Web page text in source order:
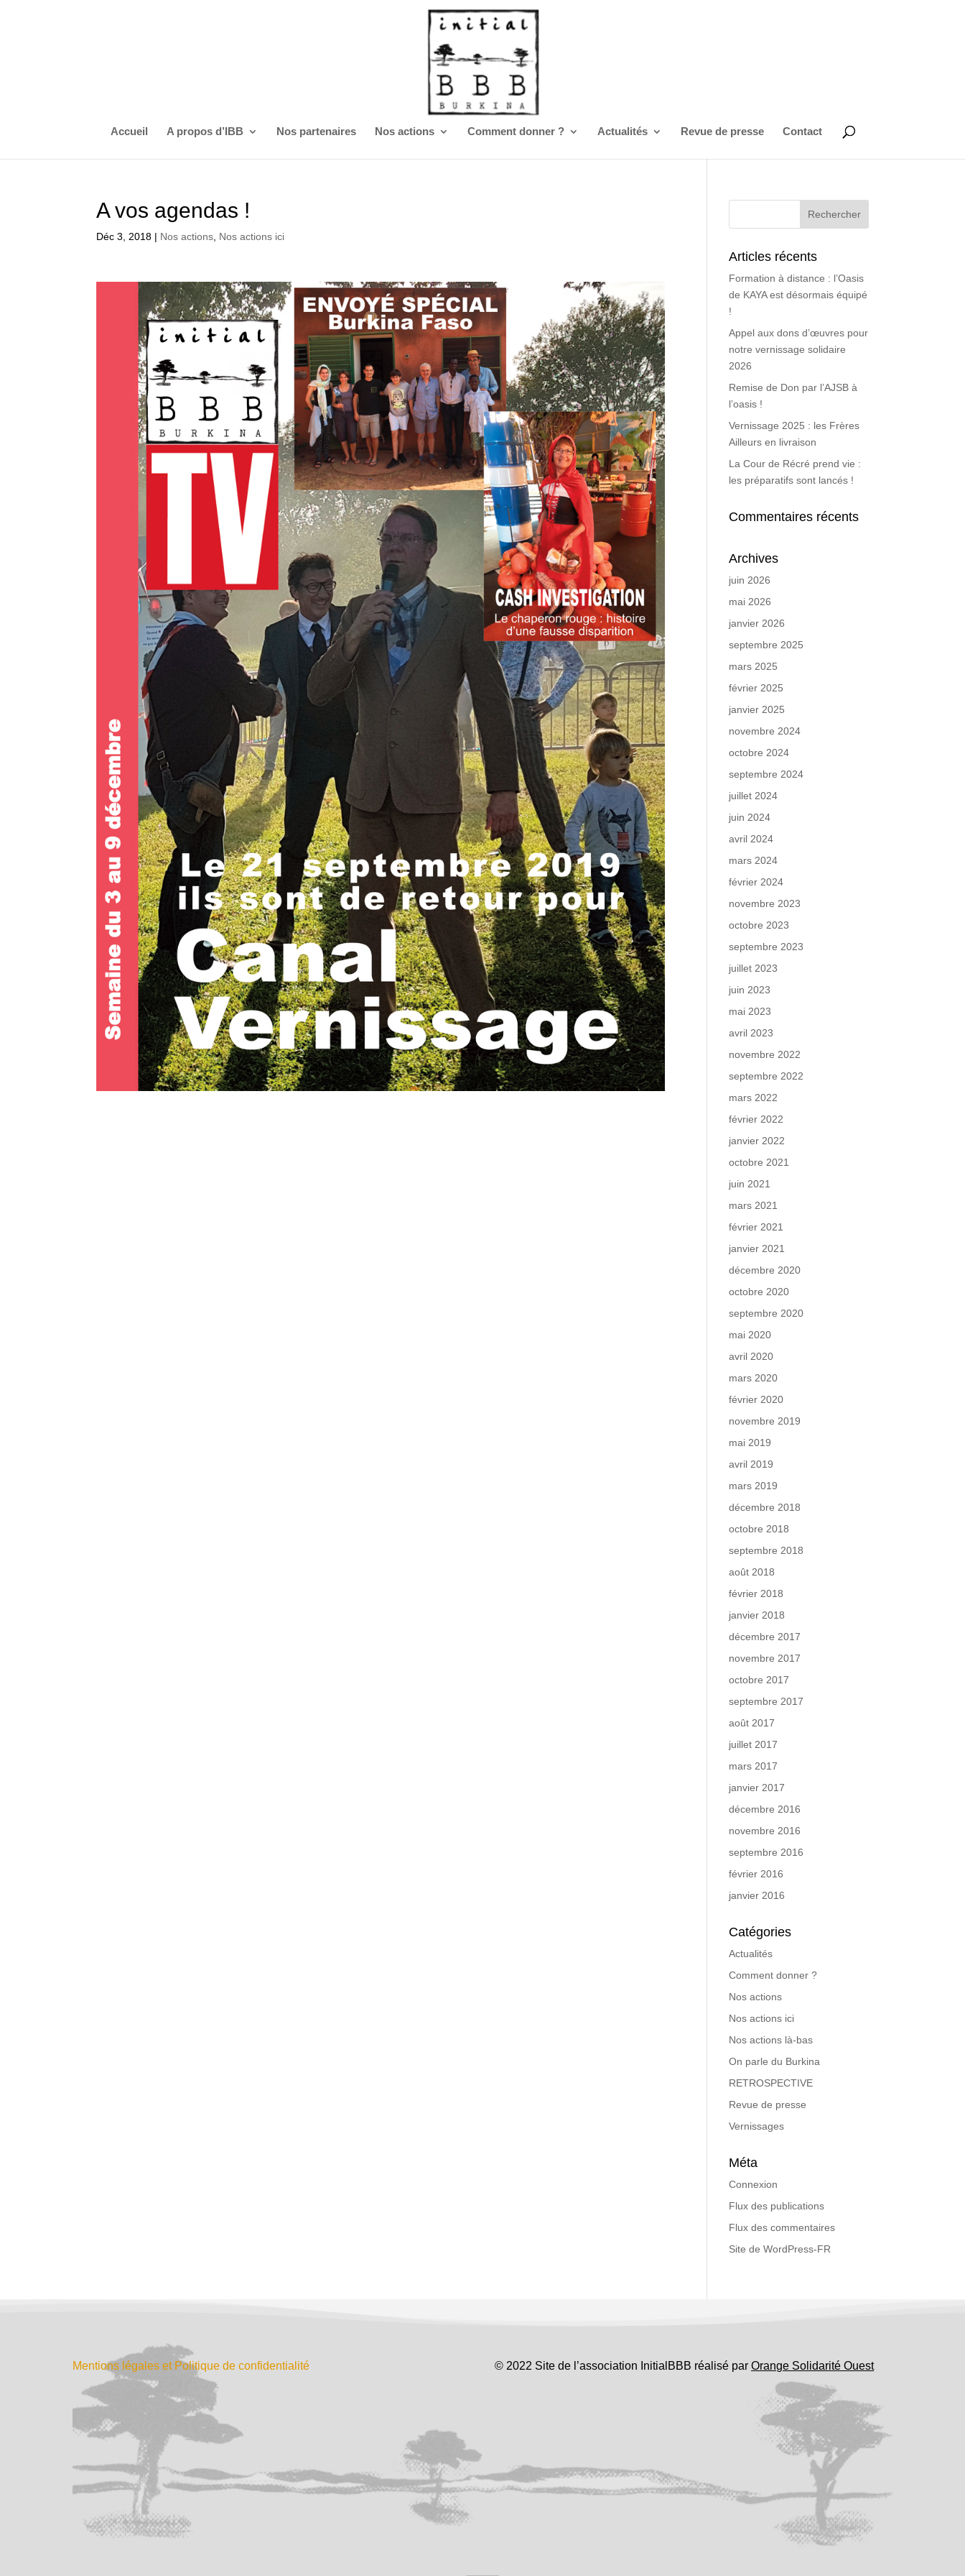
Accueil A propos d’IBB Nos partenaires Nos actions Comment donner ? Actualités Revue de presse Contact
A vos agendas !
Déc 3, 2018 | Nos actions Nos actions ici
Articles récents
Formation à distance : l’Oasis
de KAYA est désormais équipé
!
Appel aux dons d’œuvres pour
notre vernissage solidaire
2026
Remise de Don par l’AJSB à
l’oasis !
Vernissage 2025 : les Frères
Ailleurs en livraison
La Cour de Récré prend vie :
les préparatifs sont lancés !
Commentaires récents
Archives
juin 2026
mai 2026
janvier 2026
septembre 2025
mars 2025
février 2025
janvier 2025
novembre 2024
octobre 2024
septembre 2024
juillet 2024
juin 2024
avril 2024
mars 2024
février 2024
novembre 2023
octobre 2023
septembre 2023
juillet 2023
juin 2023
mai 2023
avril 2023
novembre 2022
septembre 2022
mars 2022
février 2022
janvier 2022
octobre 2021
juin 2021
mars 2021
février 2021
janvier 2021
décembre 2020
octobre 2020
septembre 2020
mai 2020
avril 2020
mars 2020
février 2020
novembre 2019
mai 2019
avril 2019
mars 2019
décembre 2018
octobre 2018
septembre 2018
août 2018
février 2018
janvier 2018
décembre 2017
novembre 2017
octobre 2017
septembre 2017
août 2017
juillet 2017
mars 2017
janvier 2017
décembre 2016
novembre 2016
septembre 2016
février 2016
janvier 2016
Catégories
Actualités
Comment donner ?
Nos actions
Nos actions ici
Nos actions là-bas
On parle du Burkina
RETROSPECTIVE
Revue de presse
Vernissages
Méta
Connexion
Flux des publications
Flux des commentaires
Site de WordPress-FR
Mentions légales et Politique de confidentialité © 2022 Site de l’association InitialBBB réalisé parOrange Solidarité Ouest